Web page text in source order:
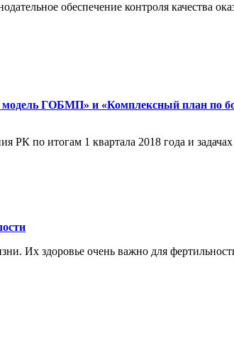
обеспечение контроля качества
ГОБМП» и «Комплексный план по
РК по итогам 1 квартала 2018 года и
Их здоровье очень важно для